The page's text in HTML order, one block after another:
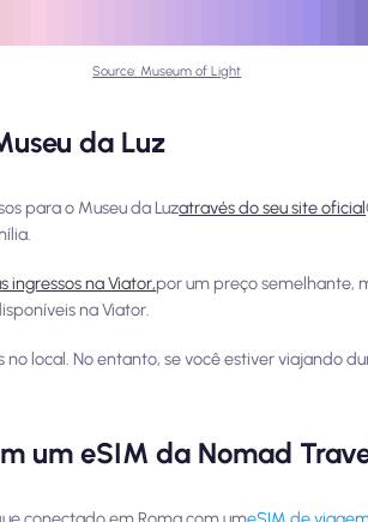
Source: Museum of Light
da Luz
para o Museu da Luzatravés do seu site oficial
ingressos na Viator,por um preço semelhante,
na Viator.
local. No entanto, se você estiver viajando
um eSIM da Nomad